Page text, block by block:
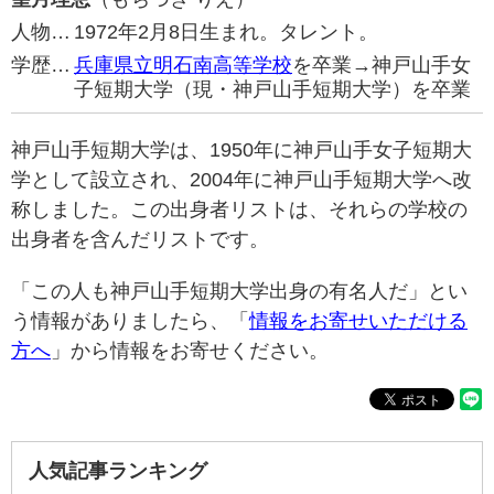
人物… 1972年2月8日生まれ。タレント。
学歴… 兵庫県立明石南高等学校を卒業→神戸山手女
子短期大学（現・神戸山手短期大学）を卒業
神戸山手短期大学は、1950年に神戸山手女子短期大
学として設立され、2004年に神戸山手短期大学へ改
称しました。この出身者リストは、それらの学校の
出身者を含んだリストです。
「この人も神戸山手短期大学出身の有名人だ」とい
う情報がありましたら、「情報をお寄せいただける
方へ 」から情報をお寄せください。
人気記事ランキング